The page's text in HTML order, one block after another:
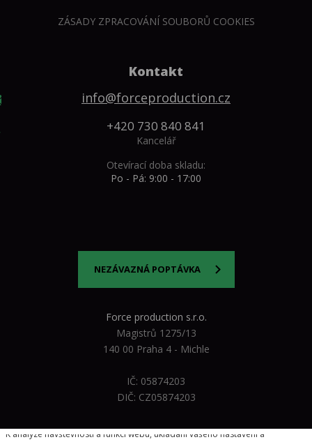
ZÁSADY ZPRACOVÁNÍ SOUBORŮ COOKIES
Kontakt
info@forceproduction.cz
+420 730 840 841
Kancelář
Otevírací doba skladu:
Po - Pá: 9:00 - 17:00
NEZÁVAZNÁ POPTÁVKA
Force production s.r.o.
Magistrů 1275/13
140 00 Praha 4 - Michle
IČ: 05874203
DIČ: CZ05874203
Vážíme si vašeho soukromí
K analýze návštěvnosti a funkcí webu, ukládání vašeho nastavení a